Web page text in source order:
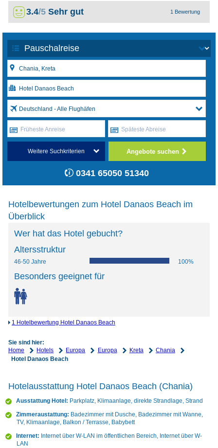
3.4/5 Sehr gut 1 Bewertung
Deutschland - Alle Flughäfen
Früheste Anreise Späteste Abreise
Weitere Suchkriterien Angebote suchen
0341 65050 51340
Hotelbewertungen zum Hotel Danaos Beach im
Überblick
Wer hat das Hotel gebucht?
Altersstruktur
46-50 Jahre 100%
Besonders geeignet für
1 Hotelbewertung Hotel Danaos Beach
Sie sind hier:
Home
Hotels Europa Europa Kreta
Chania
Hotel Danaos Beach
Hotelausstattung Hotel Danaos Beach (Chania)
Ausstattung Hotel: Parkplatz, Klimaanlage, direkte Strandlage, Strand
Zimmeraustattung: Badezimmer mit Dusche, Badezimmer mit Wanne,
TV, Klimaanlage, Balkon / Terrasse, Babybett
Internet: Internet über W-LAN im öffentlichen Bereich, Internet über W-
LAN